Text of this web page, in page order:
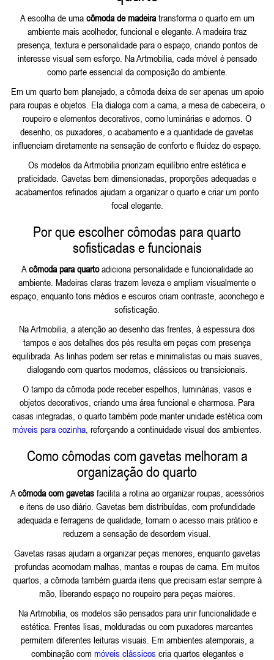
A escolha de uma cômoda de madeiratransforma o quarto em um
ambiente mais acolhedor, funcional e elegante. A madeira traz
presença, textura e personalidade para o espaço, criando pontos de
interesse visual sem esforço. Na Artmobilia, cada móvel é pensado
como parte essencial da composição do ambiente.
Em um quarto bem planejado, a cômoda deixa de ser apenas um apoio
para roupas e objetos. Ela dialoga com a cama, a mesa de cabeceira, o
roupeiro e elementos decorativos, como luminárias e adornos. O
desenho, os puxadores, o acabamento e a quantidade de gavetas
influenciam diretamente na sensação de conforto e fluidez do espaço.
Os modelos da Artmobilia priorizam equilíbrio entre estética e
praticidade. Gavetas bem dimensionadas, proporções adequadas e
acabamentos refinados ajudam a organizar o quarto e criar um ponto
focal elegante.
Por que escolher cômodas para quarto
sofisticadas e funcionais
Acômoda para quartoadiciona personalidade e funcionalidade ao
ambiente. Madeiras claras trazem leveza e ampliam visualmente o
espaço, enquanto tons médios e escuros criam contraste, aconchego e
sofisticação.
Na Artmobilia, a atenção ao desenho das frentes, à espessura dos
tampos e aos detalhes dos pés resulta em peças com presença
equilibrada. As linhas podem ser retas e minimalistas ou mais suaves,
dialogando com quartos modernos, clássicos ou transicionais.
O tampo da cômoda pode receber espelhos, luminárias, vasos e
objetos decorativos, criando uma área funcional e charmosa. Para
casas integradas, o quarto também pode manter unidade estética com
móveis para cozinha , reforçando a continuidade visual dos ambientes.
Como cômodas com gavetas melhoram a
organização do quarto
Acômoda com gavetasfacilita a rotina ao organizar roupas, acessórios
e itens de uso diário. Gavetas bem distribuídas, com profundidade
adequada e ferragens de qualidade, tornam o acesso mais prático e
reduzem a sensação de desordem visual.
Gavetas rasas ajudam a organizar peças menores, enquanto gavetas
profundas acomodam malhas, mantas e roupas de cama. Em muitos
quartos, a cômoda também guarda itens que precisam estar sempre à
mão, liberando espaço no roupeiro para peças maiores.
Na Artmobilia, os modelos são pensados para unir funcionalidade e
estética. Frentes lisas, molduradas ou com puxadores marcantes
permitem diferentes leituras visuais. Em ambientes atemporais, a
combinação com móveis clássicos cria quartos elegantes e